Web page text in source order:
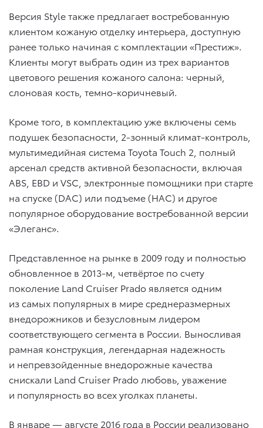
Версия Style также предлагает востребованную
клиентом кожаную отделку интерьера, доступную
ранее только начиная с комплектации «Престиж».
Клиенты могут выбрать один из трех вариантов
цветового решения кожаного салона: черный,
слоновая кость, темно-коричневый.
Кроме того, в комплектацию уже включены семь
подушек безопасности, 2-зонный климат-контроль,
мультимедийная система Toyota Touch 2, полный
арсенал средств активной безопасности, включая
ABS, EBD и VSC, электронные помощники при старте
на спуске (DAC) или подъеме (HAC) и другое
популярное оборудование востребованной версии
«Элеганс».
Представленное на рынке в 2009 году и полностью
обновленное в 2013-м, четвёртое по счету
поколение Land Cruiser Prado является одним
из самых популярных в мире среднеразмерных
внедорожников и безусловным лидером
соответствующего сегмента в России. Выносливая
рамная конструкция, легендарная надежность
и непревзойденные внедорожные качества
снискали Land Cruiser Prado любовь, уважение
и популярность во всех уголках планеты.
В январе — августе 2016 года в России реализовано